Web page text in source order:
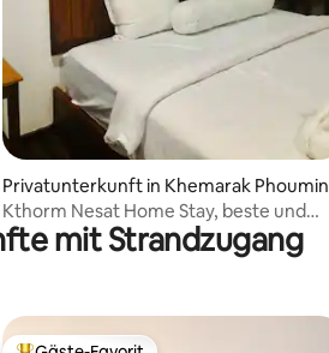
Privatunterkunft in Khemarak Phoumin
Kthorm Nesat Home Stay, beste und
schöne Aussicht!
mit Strandzugang